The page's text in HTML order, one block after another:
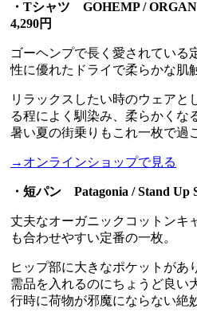
・Tシャツ GOHEMP /
4,290円
ゴーヘンプで長く愛されている
性に優れたドライで柔らかな肌
リラックスしたい時のウェアと
る程によく馴染み、柔らかくな
暑い夏の街乗りもこれ一枚で過
→オンラインショップで見る
・短パン Patagonia / Stand Up
丈夫なオーガニックコットンキ
も合わせやすい定番の一枚。
ヒップ部に大きなポケットがあ
需品を入れるのにちょうど良い
行時に荷物が邪魔にならない絶